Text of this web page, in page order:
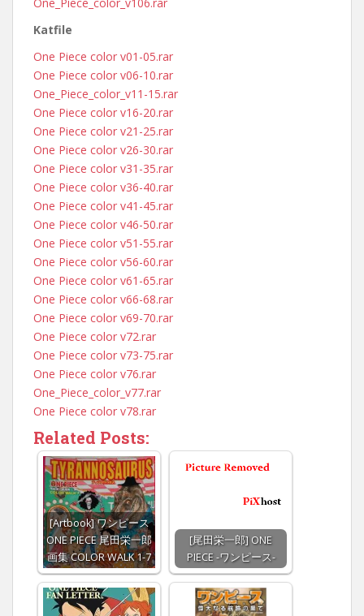
Katfile
One Piece color v01-05.rar
One Piece color v06-10.rar
One_Piece_color_v11-15.rar
One Piece color v16-20.rar
One Piece color v21-25.rar
One Piece color v26-30.rar
One Piece color v31-35.rar
One Piece color v36-40.rar
One Piece color v41-45.rar
One Piece color v46-50.rar
One Piece color v51-55.rar
One Piece color v56-60.rar
One Piece color v61-65.rar
One Piece color v66-68.rar
One Piece color v69-70.rar
One Piece color v72.rar
One Piece color v73-75.rar
One Piece color v76.rar
One_Piece_color_v77.rar
One Piece color v78.rar
Related Posts:
[Artbook] ワンピース
ONE PIECE 尾田栄一郎
画集 COLOR WALK 1-7
[尾田栄一郎] ONE
PIECE -ワンピース-